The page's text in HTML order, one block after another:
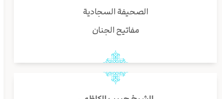
الصحيفة السجادية
مفاتيح الجنان